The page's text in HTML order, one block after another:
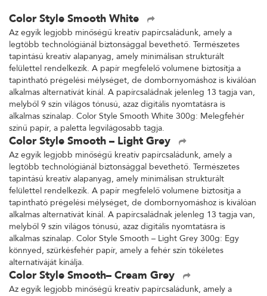
Color Style Smooth White
Az egyik legjobb minőségű kreatív papírcsaládunk, amely a
legtöbb technológiánál biztonsággal bevethető. Természetes
tapintású kreatív alapanyag, amely minimálisan strukturált
felülettel rendelkezik. A papír megfelelő volumene biztosítja a
tapintható prégelési mélységet, de dombornyomáshoz is kiválóan
alkalmas alternatívát kínál. A papírcsaládnak jelenleg 13 tagja van,
melyből 9 szín világos tónusú, azaz digitális nyomtatásra is
alkalmas színalap. Color Style Smooth White 300g: Melegfehér
színű papír, a paletta legvilágosabb tagja.
Color Style Smooth – Light Grey
Az egyik legjobb minőségű kreatív papírcsaládunk, amely a
legtöbb technológiánál biztonsággal bevethető. Természetes
tapintású kreatív alapanyag, amely minimálisan strukturált
felülettel rendelkezik. A papír megfelelő volumene biztosítja a
tapintható prégelési mélységet, de dombornyomáshoz is kiválóan
alkalmas alternatívát kínál. A papírcsaládnak jelenleg 13 tagja van,
melyből 9 szín világos tónusú, azaz digitális nyomtatásra is
alkalmas színalap. Color Style Smooth – Light Grey 300g: Egy
könnyed, szürkésfehér papír, amely a fehér szín tökéletes
alternatíváját kínálja.
Color Style Smooth– Cream Grey
Az egyik legjobb minőségű kreatív papírcsaládunk, amely a